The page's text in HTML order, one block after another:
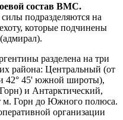
состав ВМС.
подразделяются на
которые подчинены
разделена на три
района: Центральный (от
42° 45' южной широты),
и Антарктический,
м. Горн до Южного полюса.
организации